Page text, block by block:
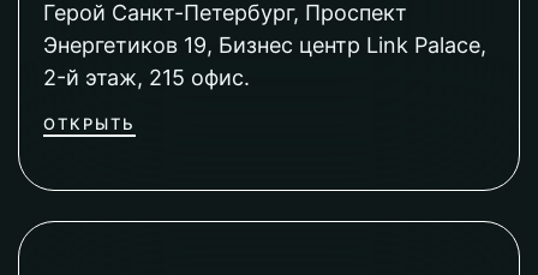
Герой Санкт-Петербург, Проспект
Энергетиков 19, Бизнес центр Link Palace,
2-й этаж, 215 офис.
ОТКРЫТЬ